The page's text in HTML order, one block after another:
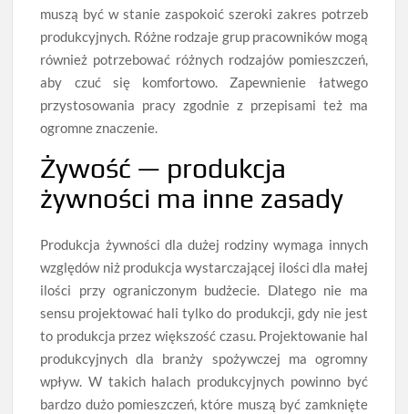
muszą być w stanie zaspokoić szeroki zakres potrzeb
produkcyjnych. Różne rodzaje grup pracowników mogą
również potrzebować różnych rodzajów pomieszczeń,
aby czuć się komfortowo. Zapewnienie łatwego
przystosowania pracy zgodnie z przepisami też ma
ogromne znaczenie.
Żywość — produkcja
żywności ma inne zasady
Produkcja żywności dla dużej rodziny wymaga innych
względów niż produkcja wystarczającej ilości dla małej
ilości przy ograniczonym budżecie. Dlatego nie ma
sensu projektować hali tylko do produkcji, gdy nie jest
to produkcja przez większość czasu. Projektowanie hal
produkcyjnych dla branży spożywczej ma ogromny
wpływ. W takich halach produkcyjnych powinno być
bardzo dużo pomieszczeń, które muszą być zamknięte